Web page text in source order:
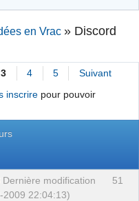
en Vrac » Discord
3 4 5
Suivant
inscrirepour pouvoir
51
Dernière modification
2009 22:04:13)